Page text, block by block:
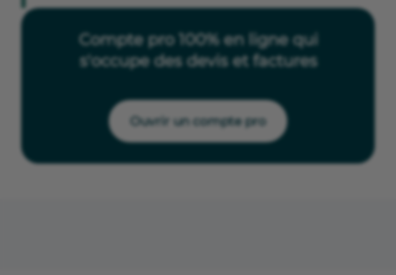
Compte pro 100% en ligne qui
s'occupe des devis et factures
Ouvrir un compte pro